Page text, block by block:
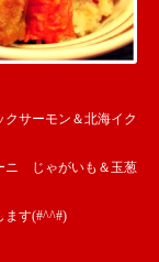
サーモン＆北海イク
じゃがいも＆玉葱
ます(#^^#)